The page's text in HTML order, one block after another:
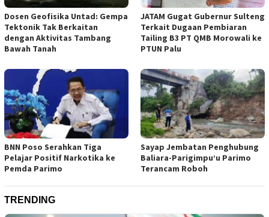
Dosen Geofisika Untad: Gempa
Tektonik Tak Berkaitan
dengan Aktivitas Tambang
Bawah Tanah
JATAM Gugat Gubernur Sulteng
Terkait Dugaan Pembiaran
Tailing B3 PT QMB Morowali ke
PTUN Palu
BNN Poso Serahkan Tiga
Pelajar Positif Narkotika ke
Pemda Parimo
Sayap Jembatan Penghubung
Baliara-Parigimpu’u Parimo
Terancam Roboh
TRENDING